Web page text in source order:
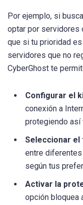
Por ejemplo, si
optar por servidores
que si tu prioridad
servidores que no
CyberGhost te
Configurar el
conexión a
protegiendo así
Seleccionar el
entre
según tus
Activar la
opción bloquea